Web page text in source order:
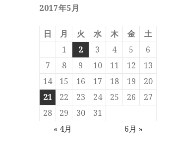
2017年5月
日 月 火 水 木 金
土
1
2 3 4 5
6
7
8 9 10 11 12
13
14
15 16 17 18 19
20
21
22 23 24 25 26
27
28
29 30
31
« 4月
6月 »